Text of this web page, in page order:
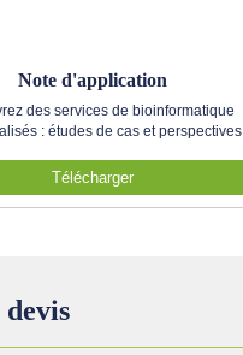
Note d'application
des services de bioinformatique
: études de cas et perspectives
Télécharger
devis